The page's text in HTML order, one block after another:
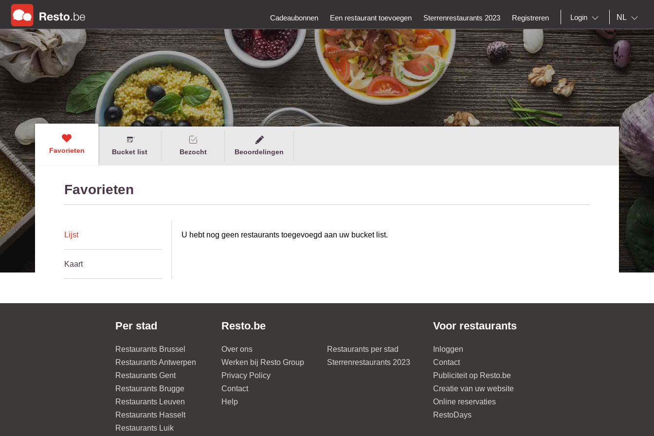
Cadeaubonnen Een restaurant toevoegen Sterrenrestaurants 2023 Registreren Login NL
Favorieten Bucket list Bezocht Beoordelingen
Favorieten
Lijst
Kaart
U hebt nog geen restaurants toegevoegd aan uw bucket list.
Per stad
Restaurants Brussel
Restaurants Antwerpen
Restaurants Gent
Restaurants Brugge
Restaurants Leuven
Restaurants Hasselt
Restaurants Luik
Resto.be
Over ons
Werken bij Resto Group
Privacy Policy
Contact
Help
Restaurants per stad
Sterrenrestaurants 2023
Voor restaurants
Inloggen
Contact
Publiciteit op Resto.be
Creatie van uw website
Online reservaties
RestoDays